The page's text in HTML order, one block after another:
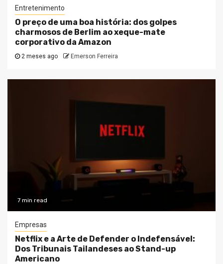
Entretenimento
O preço de uma boa história: dos golpes
charmosos de Berlim ao xeque-mate
corporativo da Amazon
2 meses ago Emerson Ferreira
7 min read
Empresas
Netflix e a Arte de Defender o Indefensável:
Dos Tribunais Tailandeses ao Stand-up
Americano